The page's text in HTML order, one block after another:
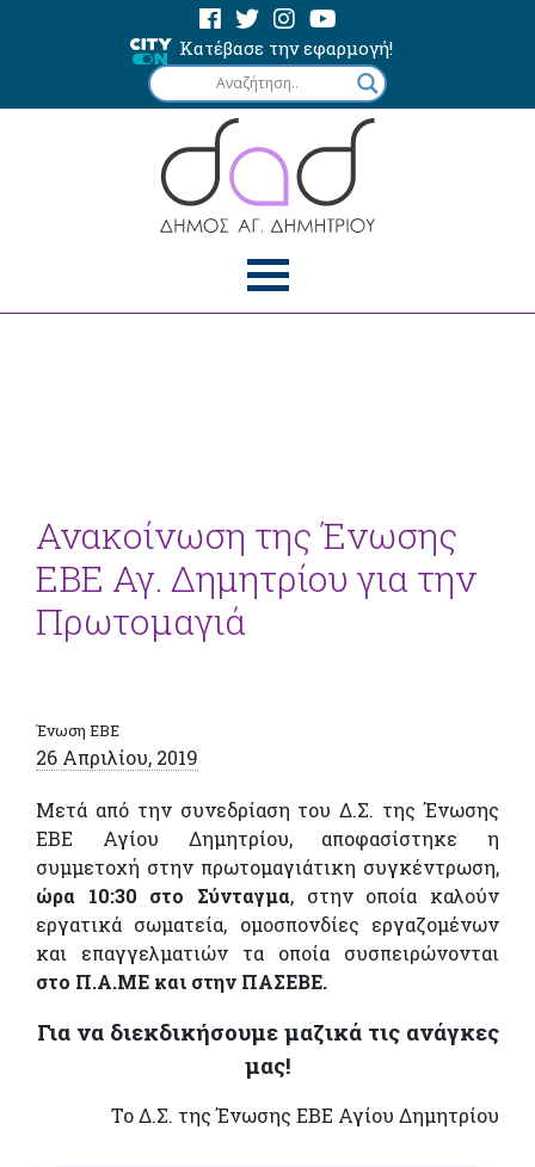
Κατέβασε την εφαρμογή!
Ανακοίνωση της Ένωσης
ΕΒΕ Αγ. Δημητρίου για την
Πρωτομαγιά
Ένωση ΕΒΕ
26 Απριλίου, 2019
Μετά από την συνεδρίαση του Δ.Σ. της Ένωσης
ΕΒΕ Αγίου Δημητρίου, αποφασίστηκε η
συμμετοχή στην πρωτομαγιάτικη συγκέντρωση,
ώρα 10:30 στο Σύνταγμα, στην οποία καλούν
εργατικά σωματεία, ομοσπονδίες εργαζομένων
και επαγγελματιών τα οποία συσπειρώνονται
στο Π.Α.ΜΕ και στην ΠΑΣΕΒΕ.
Για να διεκδικήσουμε μαζικά τις ανάγκες
μας!
Το Δ.Σ. της Ένωσης ΕΒΕ Αγίου Δημητρίου